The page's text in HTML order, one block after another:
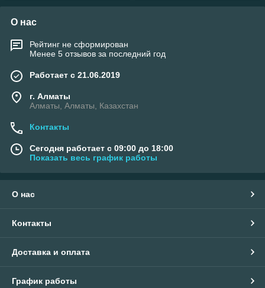
О нас
Рейтинг не сформирован
Менее 5 отзывов за последний год
Работает с 21.06.2019
г. Алматы
Алматы, Алматы, Казахстан
Контакты
Сегодня работает с 09:00 до 18:00
Показать весь график работы
О нас
Контакты
Доставка и оплата
График работы